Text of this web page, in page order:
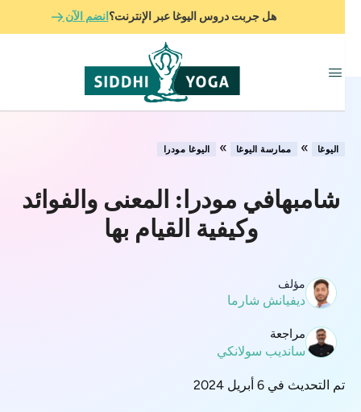
هل جربت دروس اليوغا عبر الإنترنت؟انضم الآن
اليوغا » ممارسة اليوغا » اليوغا مودرا
شامبهافي مودرا: المعنى والفوائد
وكيفية القيام بها
مؤلف
ديفيانش شارما
مراجعة
سانديب سولانكي
تم التحديث في 6 أبريل 2024